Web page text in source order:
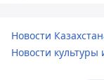
Новости
Новости